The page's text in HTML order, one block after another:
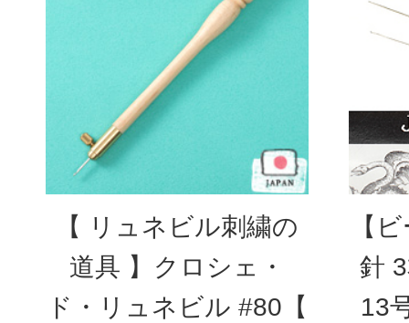
【 リュネビル刺繍の
道具 】クロシェ・
ド・リュネビル #80【
【
針
13